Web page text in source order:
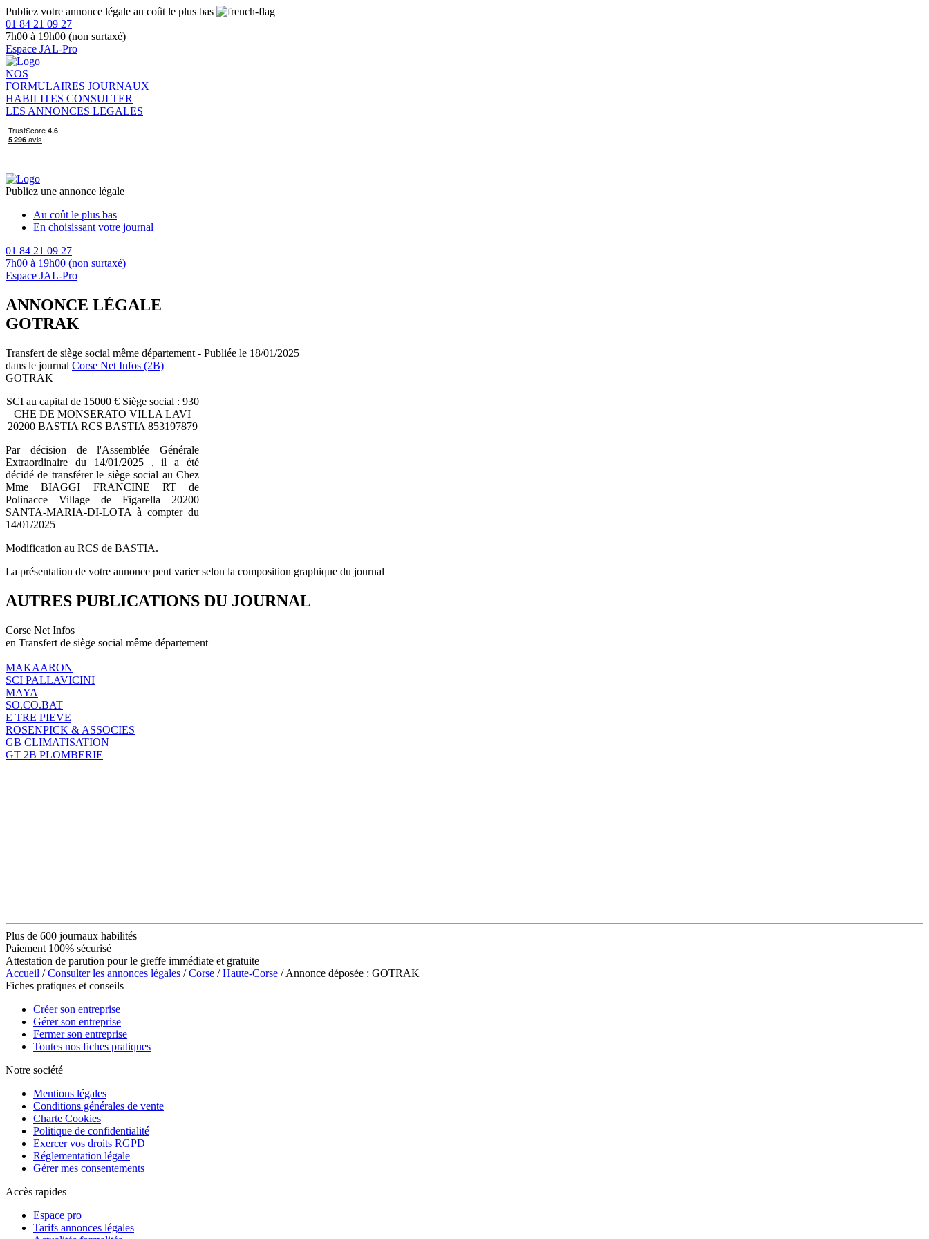
Publiez votre annonce légale au coût le plus bas
01 84 21 09 27
7h00 à 19h00 (non surtaxé)
Espace JAL-Pro
NOS
FORMULAIRES JOURNAUX
HABILITES CONSULTER
LES ANNONCES LEGALES
Publiez une annonce légale
Au coût le plus bas
En choisissant votre journal
01 84 21 09 27
7h00 à 19h00 (non surtaxé)
Espace JAL-Pro
ANNONCE LÉGALE
GOTRAK
Transfert de siège social même département - Publiée le 18/01/2025
dans le journal Corse Net Infos (2B)
GOTRAK
SCI au capital de 15000 € Siège social : 930
CHE DE MONSERATO VILLA LAVI
20200 BASTIA RCS BASTIA 853197879
Par décision de l'Assemblée Générale
Extraordinaire du 14/01/2025 , il a été
décidé de transférer le siège social au Chez
Mme BIAGGI FRANCINE RT de
Polinacce Village de Figarella 20200
SANTA-MARIA-DI-LOTA à compter du
14/01/2025
Modification au RCS de BASTIA.
La présentation de votre annonce peut varier selon la composition graphique du journal
AUTRES PUBLICATIONS DU JOURNAL
Corse Net Infos
en Transfert de siège social même département
MAKAARON
SCI PALLAVICINI
MAYA
SO.CO.BAT
E TRE PIEVE
ROSENPICK & ASSOCIES
GB CLIMATISATION
GT 2B PLOMBERIE
Plus de 600 journaux habilités
Paiement 100% sécurisé
Attestation de parution pour le greffe immédiate et gratuite
Accueil /Consulter les annonces légales /Corse /Haute-Corse / Annonce déposée : GOTRAK
Fiches pratiques et conseils
Créer son entreprise
Gérer son entreprise
Fermer son entreprise
Toutes nos fiches pratiques
Notre société
Mentions légales
Conditions générales de vente
Charte Cookies
Politique de confidentialité
Exercer vos droits RGPD
Réglementation légale
Gérer mes consentements
Accès rapides
Espace pro
Tarifs annonces légales